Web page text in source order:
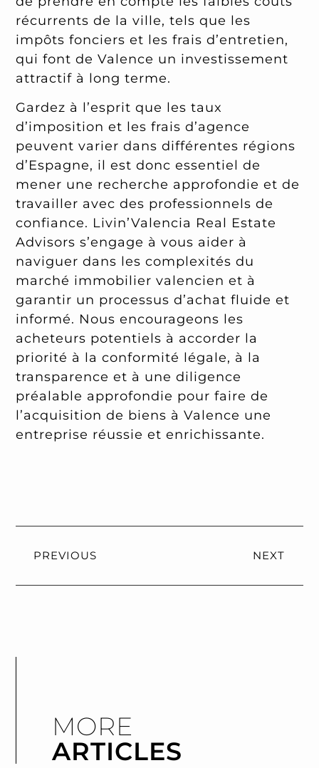
récurrents de la ville, tels que les
impôts fonciers et les frais d’entretien,
qui font de Valence un investissement
attractif à long terme.
Gardez à l’esprit que les taux
d’imposition et les frais d’agence
peuvent varier dans différentes régions
d’Espagne, il est donc essentiel de
mener une recherche approfondie et de
travailler avec des professionnels de
confiance. Livin’Valencia Real Estate
Advisors s’engage à vous aider à
naviguer dans les complexités du
marché immobilier valencien et à
garantir un processus d’achat fluide et
informé. Nous encourageons les
acheteurs potentiels à accorder la
priorité à la conformité légale, à la
transparence et à une diligence
préalable approfondie pour faire de
l’acquisition de biens à Valence une
entreprise réussie et enrichissante.
PREVIOUS NEXT
MORE
ARTICLES